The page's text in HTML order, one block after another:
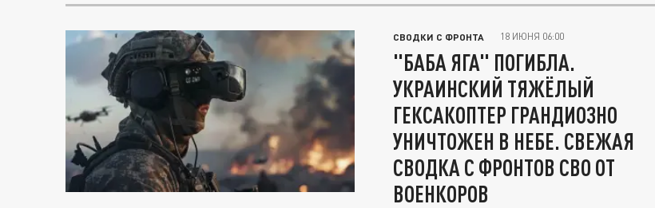
СВОДКИ С ФРОНТА 18 ИЮНЯ 06:00
"БАБА ЯГА" ПОГИБЛА.
УКРАИНСКИЙ ТЯЖЁЛЫЙ
ГЕКСАКОПТЕР ГРАНДИОЗНО
УНИЧТОЖЕН В НЕБЕ. СВЕЖАЯ
СВОДКА С ФРОНТОВ СВО ОТ
ВОЕНКОРОВ